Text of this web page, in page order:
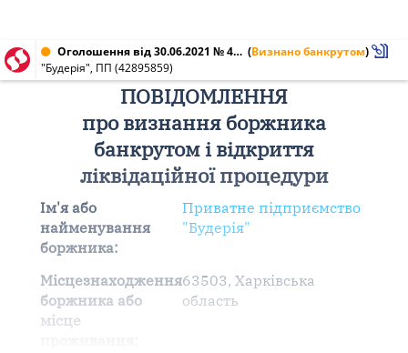
Оголошення від 30.06.2021 № 42895859 (Визнано банкрутом)
"Будерія", ПП (42895859)
ПОВІДОМЛЕННЯ
про визнання боржника
банкрутом і відкриття
ліквідаційної процедури
Ім'я або
найменування
боржника:
Приватне підприємство
"Будерія"
Місцезнаходження
боржника або
місце
63503, Харківська
область